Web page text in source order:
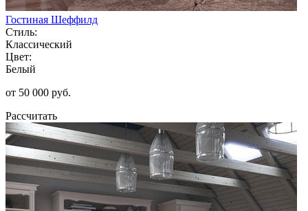
Гостиная Шеффилд
Стиль:
Классический
Цвет:
Белый
от 50 000 руб.
Рассчитать